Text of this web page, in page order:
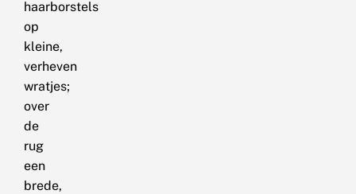
haarborstels
op
kleine,
verheven
wratjes;
over
de
rug
een
brede,